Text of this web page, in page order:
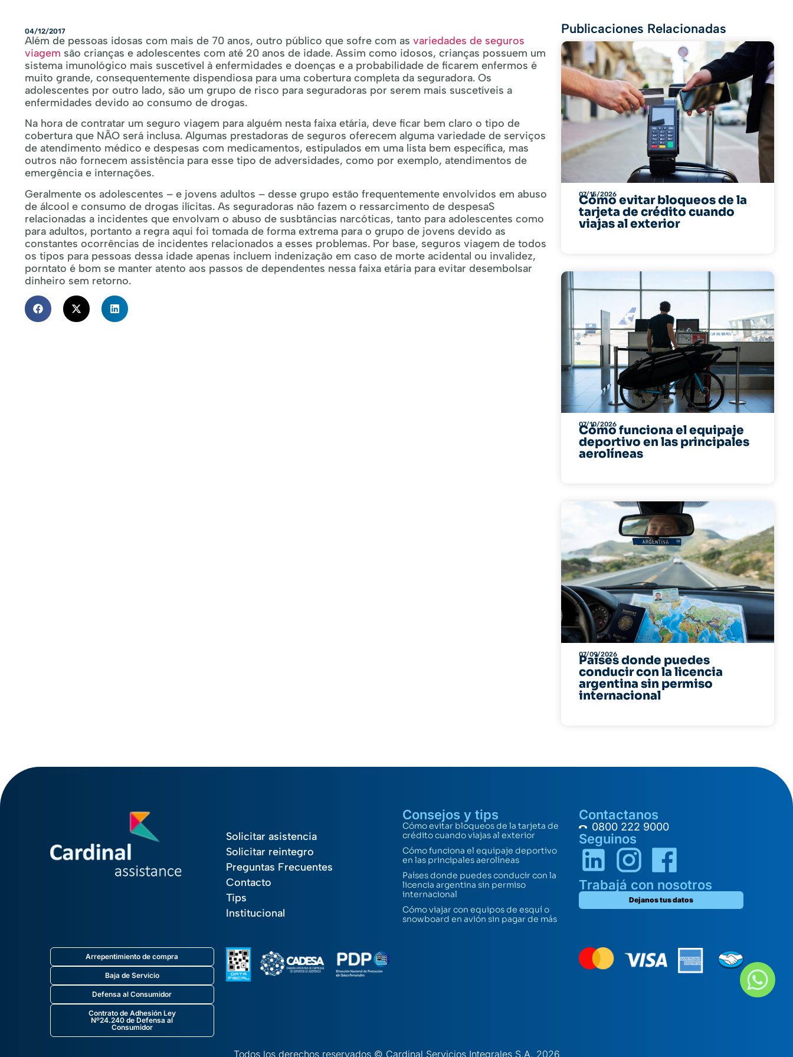
04/12/2017
Além de pessoas idosas com mais de 70 anos, outro público que sofre com as variedades de seguros
viagem são crianças e adolescentes com até 20 anos de idade. Assim como idosos, crianças possuem um
sistema imunológico mais suscetível à enfermidades e doenças e a probabilidade de ficarem enfermos é
muito grande, consequentemente dispendiosa para uma cobertura completa da seguradora. Os
adolescentes por outro lado, são um grupo de risco para seguradoras por serem mais suscetíveis a
enfermidades devido ao consumo de drogas.
Na hora de contratar um seguro viagem para alguém nesta faixa etária, deve ficar bem claro o tipo de
cobertura que NÃO será inclusa. Algumas prestadoras de seguros oferecem alguma variedade de serviços
de atendimento médico e despesas com medicamentos, estipulados em uma lista bem específica, mas
outros não fornecem assistência para esse tipo de adversidades, como por exemplo, atendimentos de
emergência e internações.
Geralmente os adolescentes – e jovens adultos – desse grupo estão frequentemente envolvidos em abuso
de álcool e consumo de drogas ilícitas. As seguradoras não fazem o ressarcimento de despesaS
relacionadas a incidentes que envolvam o abuso de susbtâncias narcóticas, tanto para adolescentes como
para adultos, portanto a regra aqui foi tomada de forma extrema para o grupo de jovens devido as
constantes ocorrências de incidentes relacionados a esses problemas. Por base, seguros viagem de todos
os tipos para pessoas dessa idade apenas incluem indenização em caso de morte acidental ou invalidez,
porntato é bom se manter atento aos passos de dependentes nessa faixa etária para evitar desembolsar
dinheiro sem retorno.
Publicaciones Relacionadas
07/15/2026
Cómo evitar bloqueos de la
tarjeta de crédito cuando
viajas al exterior
07/10/2026
Cómo funciona el equipaje
deportivo en las principales
aerolíneas
07/09/2026
Países donde puedes
conducir con la licencia
argentina sin permiso
internacional
Solicitar asistencia
Solicitar reintegro
Preguntas Frecuentes
Contacto
Tips
Institucional
Consejos y tips
Cómo evitar bloqueos de la tarjeta de
crédito cuando viajas al exterior
Cómo funciona el equipaje deportivo
en las principales aerolíneas
Países donde puedes conducir con la
licencia argentina sin permiso
internacional
Cómo viajar con equipos de esquí o
snowboard en avión sin pagar de más
Contactanos
0800 222 9000
Seguinos
Trabajá con nosotros
Dejanos tus datos
Arrepentimiento de compra
Baja de Servicio
Defensa al Consumidor
Contrato de Adhesión Ley
Nº24.240 de Defensa al
Consumidor
Todos los derechos reservados © Cardinal Servicios Integrales S.A. 2026